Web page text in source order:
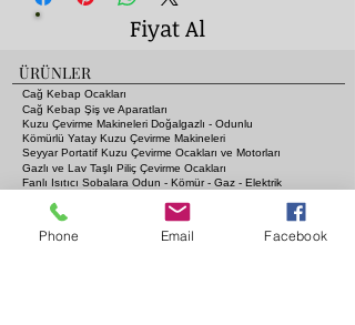
Daha fazla bilgi için iletişime geçiniz
Fiyat Al
ÜRÜNLER
Cağ Kebap Ocakları
Cağ Kebap Şiş ve Aparatları
Kuzu Çevirme Makineleri Doğalgazlı - Odunlu
Kömürlü Yatay Kuzu Çevirme Makineleri
Seyyar Portatif Kuzu Çevirme Ocakları ve Motorları
Gazlı ve Lav Taşlı Piliç Çevirme Ocakları
Fanlı Isıtıcı Sobalara Odun - Kömür - Gaz - Elektrik
Pide Fırınları
Gazlı Lav Taşlı Dik Döner Ocakları
Phone Email Facebook